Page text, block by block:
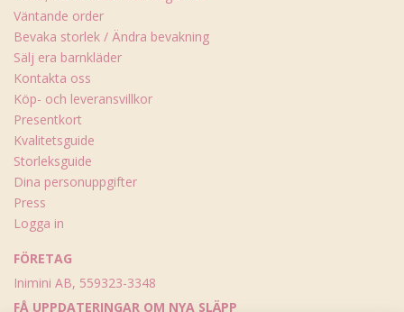
Väntande order
Bevaka storlek / Ändra bevakning
Sälj era barnkläder
Kontakta oss
Köp- och leveransvillkor
Presentkort
Kvalitetsguide
Storleksguide
Dina personuppgifter
Press
Logga in
FÖRETAG
Inimini AB, 559323-3348
FÅ UPPDATERINGAR OM NYA SLÄPP